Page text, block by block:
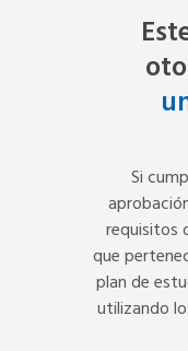
Si
requisitos
que
plan de
utilizando